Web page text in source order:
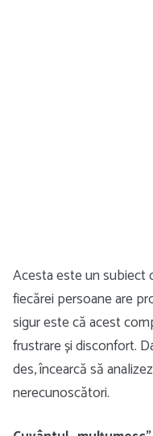
Acesta este un subiect
fiecărei persoane are
sigur este că acest
frustrare și disconfort.
des, încearcă să
nerecunoscători.